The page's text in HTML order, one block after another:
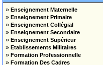
» Enseignement Maternelle
» Enseignement Primaire
» Enseignement Collégial
» Enseignement Secondaire
» Enseignement Supérieur
» Etablissements Militaires
» Formation Professionnelle
» Formation Des Cadres